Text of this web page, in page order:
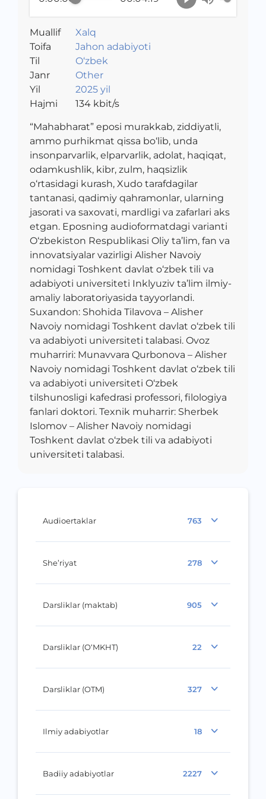
Audioertaklar 763
She’riyat 278
Darsliklar (maktab) 905
Darsliklar (O‘MKHT) 22
Darsliklar (OTM) 327
Ilmiy adabiyotlar 18
Badiiy adabiyotlar 2227
Muallif
Xalq
Toifa
Jahon adabiyoti
Til
O‘zbek
Janr
Other
Yil
2025 yil
Hajmi
134kbit/s
“Mahabharat” eposi murakkab, ziddiyatli,
ammo purhikmat qissa bo‘lib, unda
insonparvarlik, elparvarlik, adolat, haqiqat,
odamkushlik, kibr, zulm, haqsizlik
o‘rtasidagi kurash, Xudo tarafdagilar
tantanasi, qadimiy qahramonlar, ularning
jasorati va saxovati, mardligi va zafarlari aks
etgan. Eposning audioformatdagi varianti
O‘zbekiston Respublikasi Oliy ta’lim, fan va
innovatsiyalar vazirligi Alisher Navoiy
nomidagi Toshkent davlat o‘zbek tili va
adabiyoti universiteti Inklyuziv ta’lim ilmiy-
amaliy laboratoriyasida tayyorlandi.
Suxandon: Shohida Tilavova – Alisher
Navoiy nomidagi Toshkent davlat o‘zbek tili
va adabiyoti universiteti talabasi. Ovoz
muharriri: Munavvara Qurbonova – Alisher
Navoiy nomidagi Toshkent davlat o‘zbek tili
va adabiyoti universiteti O‘zbek
tilshunosligi kafedrasi professori, filologiya
fanlari doktori. Texnik muharrir: Sherbek
Islomov – Alisher Navoiy nomidagi
Toshkent davlat o‘zbek tili va adabiyoti
universiteti talabasi.